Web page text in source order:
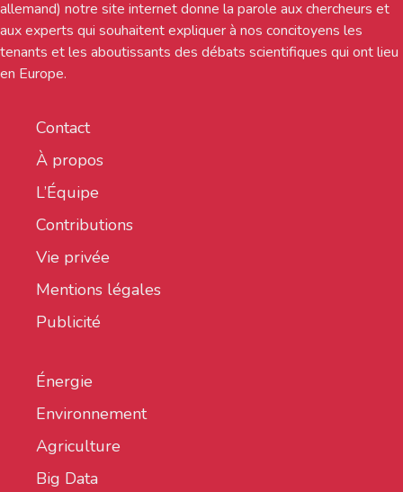
allemand) notre site internet donne la parole aux chercheurs et
aux experts qui souhaitent expliquer à nos concitoyens les
tenants et les aboutissants des débats scientifiques qui ont lieu
en Europe.
Contact
À propos
L’Équipe
Contributions
Vie privée
Mentions légales
Publicité
Énergie
Environnement
Agriculture
Big Data